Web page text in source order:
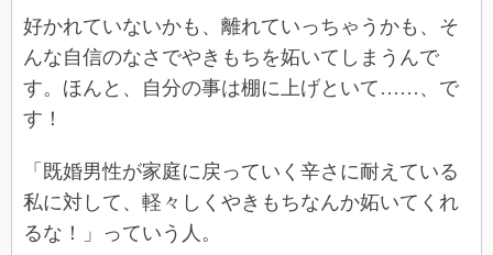
好かれていないかも、離れていっちゃうかも、そ
んな自信のなさでやきもちを妬いてしまうんで
す。ほんと、自分の事は棚に上げといて……、で
す！
「既婚男性が家庭に戻っていく辛さに耐えている
私に対して、軽々しくやきもちなんか妬いてくれ
るな！」っていう人。